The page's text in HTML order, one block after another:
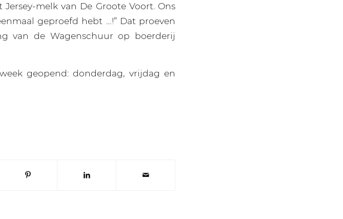
melk van De Groote Voort. Ons
geproefd hebt …!” Dat proeven
van de Wagenschuur op boerderij
geopend: donderdag, vrijdag en